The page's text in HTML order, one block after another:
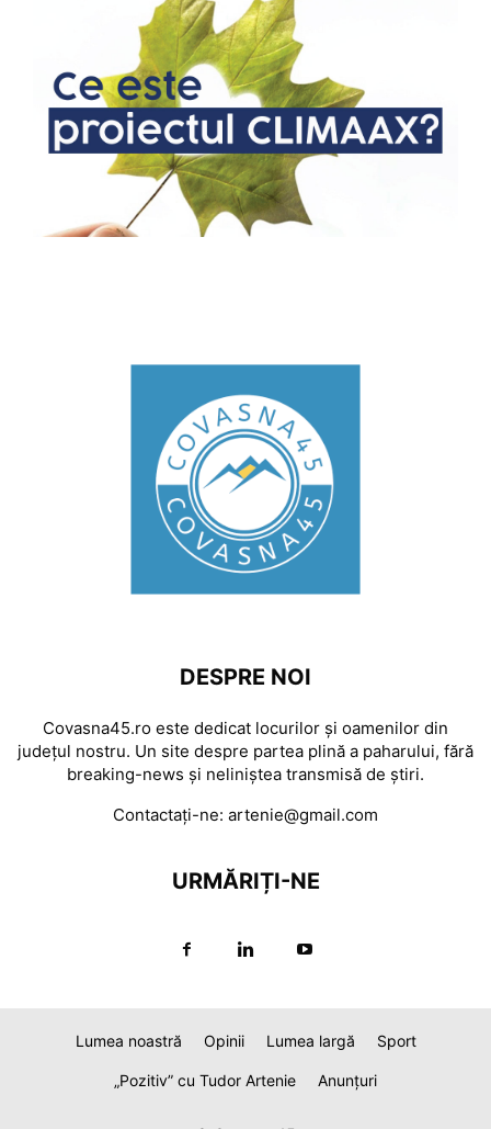
DESPRE NOI
Covasna45.ro este dedicat locurilor și oamenilor din
județul nostru. Un site despre partea plină a paharului, fără
breaking-news și neliniștea transmisă de știri.
Contactați-ne: artenie@gmail.com
URMĂRIȚI-NE
Lumea noastră Opinii Lumea largă Sport
„Pozitiv” cu Tudor Artenie Anunțuri